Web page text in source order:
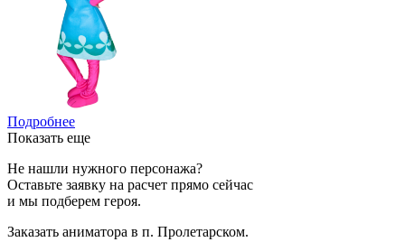
Подробнее
Показать еще
Не нашли нужного персонажа?
Оставьте заявку на расчет прямо сейчас
и мы подберем героя.
Заказать аниматора в п. Пролетарском.